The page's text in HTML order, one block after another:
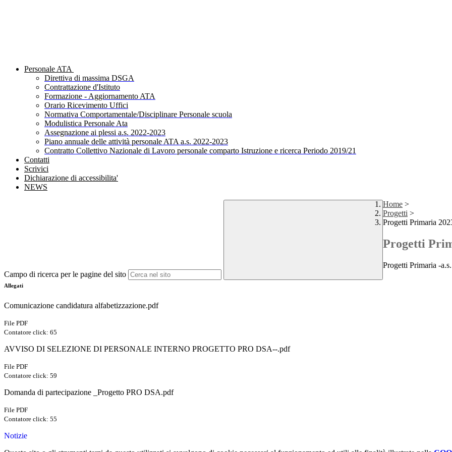
Personale ATA
Direttiva di massima DSGA
Contrattazione d'Istituto
Formazione - Aggiornamento ATA
Orario Ricevimento Uffici
Normativa Comportamentale/Disciplinare Personale scuola
Modulistica Personale Ata
Assegnazione ai plessi a.s. 2022-2023
Piano annuale delle attività personale ATA a.s. 2022-2023
Contratto Collettivo Nazionale di Lavoro personale comparto Istruzione e ricerca Periodo 2019/21
Contatti
Scrivici
Dichiarazione di accessibilita'
NEWS
Campo di ricerca per le pagine del sito
Home >
Progetti >
Progetti Primaria
Progetti
Progetti Primaria -
Allegati
Comunicazione candidatura alfabetizzazione.pdf
File PDF
Contatore click: 65
AVVISO DI SELEZIONE DI PERSONALE INTERNO PROGETTO PRO DSA--.pdf
File PDF
Contatore click: 59
Domanda di partecipazione _Progetto PRO DSA.pdf
File PDF
Contatore click: 55
Notizie